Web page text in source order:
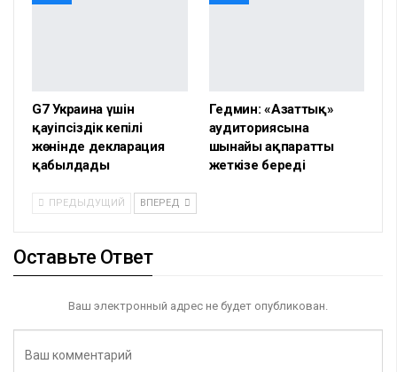
G7 Украина үшін
қауіпсіздік кепілі
жөнінде декларация
қабылдады
Гедмин: «Азаттық»
аудиториясына
шынайы ақпаратты
жеткізе береді
ПРЕДЫДУЩИЙ ВПЕРЕД
Оставьте Ответ
Ваш электронный адрес не будет опубликован.